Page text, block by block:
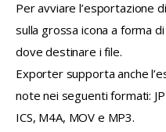
Per avviare l’esportazione
sulla grossa icona a forma
dove destinare i file.
Exporter supporta anche
note nei seguenti formati:
ICS, M4A, MOV e MP3.